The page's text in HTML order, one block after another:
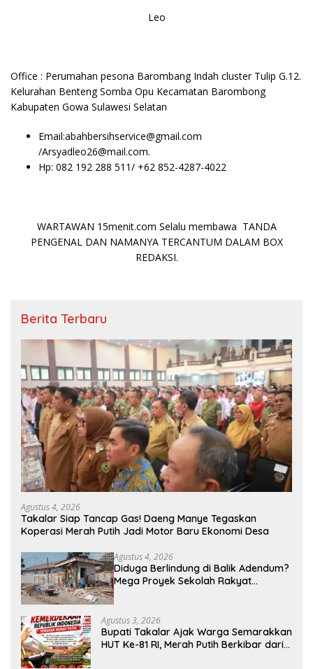
Leo
Office : Perumahan pesona Barombang Indah cluster Tulip G.12.
Kelurahan Benteng Somba Opu Kecamatan Barombong
Kabupaten Gowa Sulawesi Selatan
Email:abahbersihservice@gmail.com
/Arsyadleo26@mail.com.
Hp: 082 192 288 511/ +62 852-4287-4022
WARTAWAN 15menit.com Selalu membawa TANDA
PENGENAL DAN NAMANYA TERCANTUM DALAM BOX
REDAKSI.
Berita Terbaru
Agustus 4, 2026
Takalar Siap Tancap Gas! Daeng Manye Tegaskan
Koperasi Merah Putih Jadi Motor Baru Ekonomi Desa
Agustus 4, 2026
Diduga Berlindung di Balik Adendum?
Mega Proyek Sekolah Rakyat
Transparan
Agustus 3, 2026
Bupati Takalar Ajak Warga Semarakkan
HUT Ke-81 RI, Merah Putih Berkibar dari